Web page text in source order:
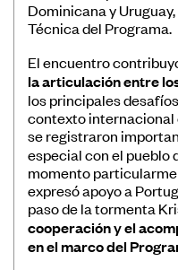
Sostenibilidad
Registro de
Sistema de
público de
Panorama de
Iberoamérica
Dominicana y
Técnica del Programa.
El encuentro
la articulación entre
los principales
contexto internacional
se registraron
especial con el pueblo
momento
expresó apoyo a
paso de la tormenta
cooperación y el
en el marco del